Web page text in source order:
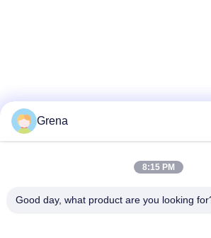
Grena
8:15 PM
Good day, what product are you looking